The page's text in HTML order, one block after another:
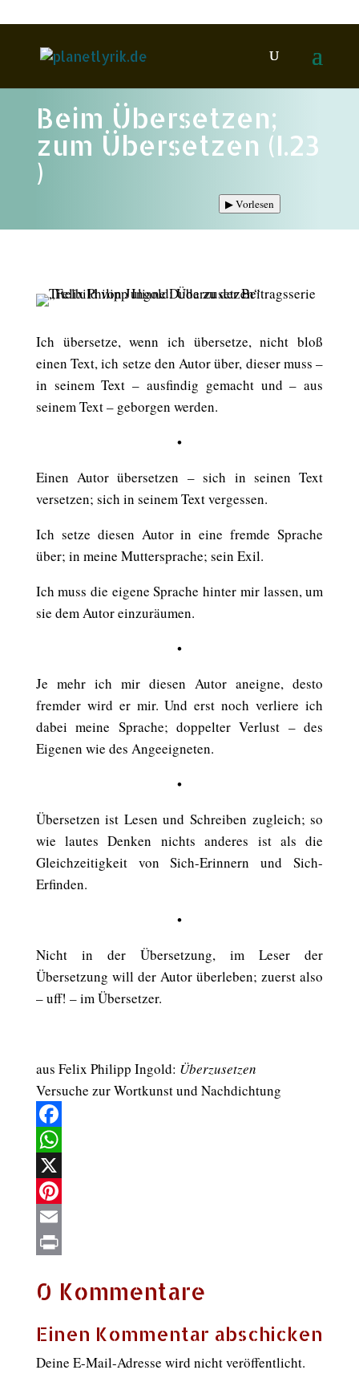
Beim Übersetzen;
zum Übersetzen (I.23
)
▶Vorlesen
Ich übersetze, wenn ich übersetze, nicht bloß
einen Text, ich setze den Autor über, dieser muss –
in seinem Text – ausfindig gemacht und – aus
seinem Text – geborgen werden.
•
Einen Autor übersetzen – sich in seinen Text
versetzen; sich in seinem Text vergessen.
Ich setze diesen Autor in eine fremde Sprache
über; in meine Muttersprache; sein Exil.
Ich muss die eigene Sprache hinter mir lassen, um
sie dem Autor einzuräumen.
•
Je mehr ich mir diesen Autor aneigne, desto
fremder wird er mir. Und erst noch verliere ich
dabei meine Sprache; doppelter Verlust – des
Eigenen wie des Angeeigneten.
•
Übersetzen ist Lesen und Schreiben zugleich; so
wie lautes Denken nichts anderes ist als die
Gleichzeitigkeit von Sich-Erinnern und Sich-
Erfinden.
•
Nicht in der Übersetzung, im Leser der
Übersetzung will der Autor überleben; zuerst also
– uff! – im Übersetzer.
aus Felix Philipp Ingold: Überzusetzen
Versuche zur Wortkunst und Nachdichtung
Facebook
WhatsApp
X
Pinterest
Email
0 Kommentare
Einen Kommentar abschicken
Deine E-Mail-Adresse wird nicht veröffentlicht.